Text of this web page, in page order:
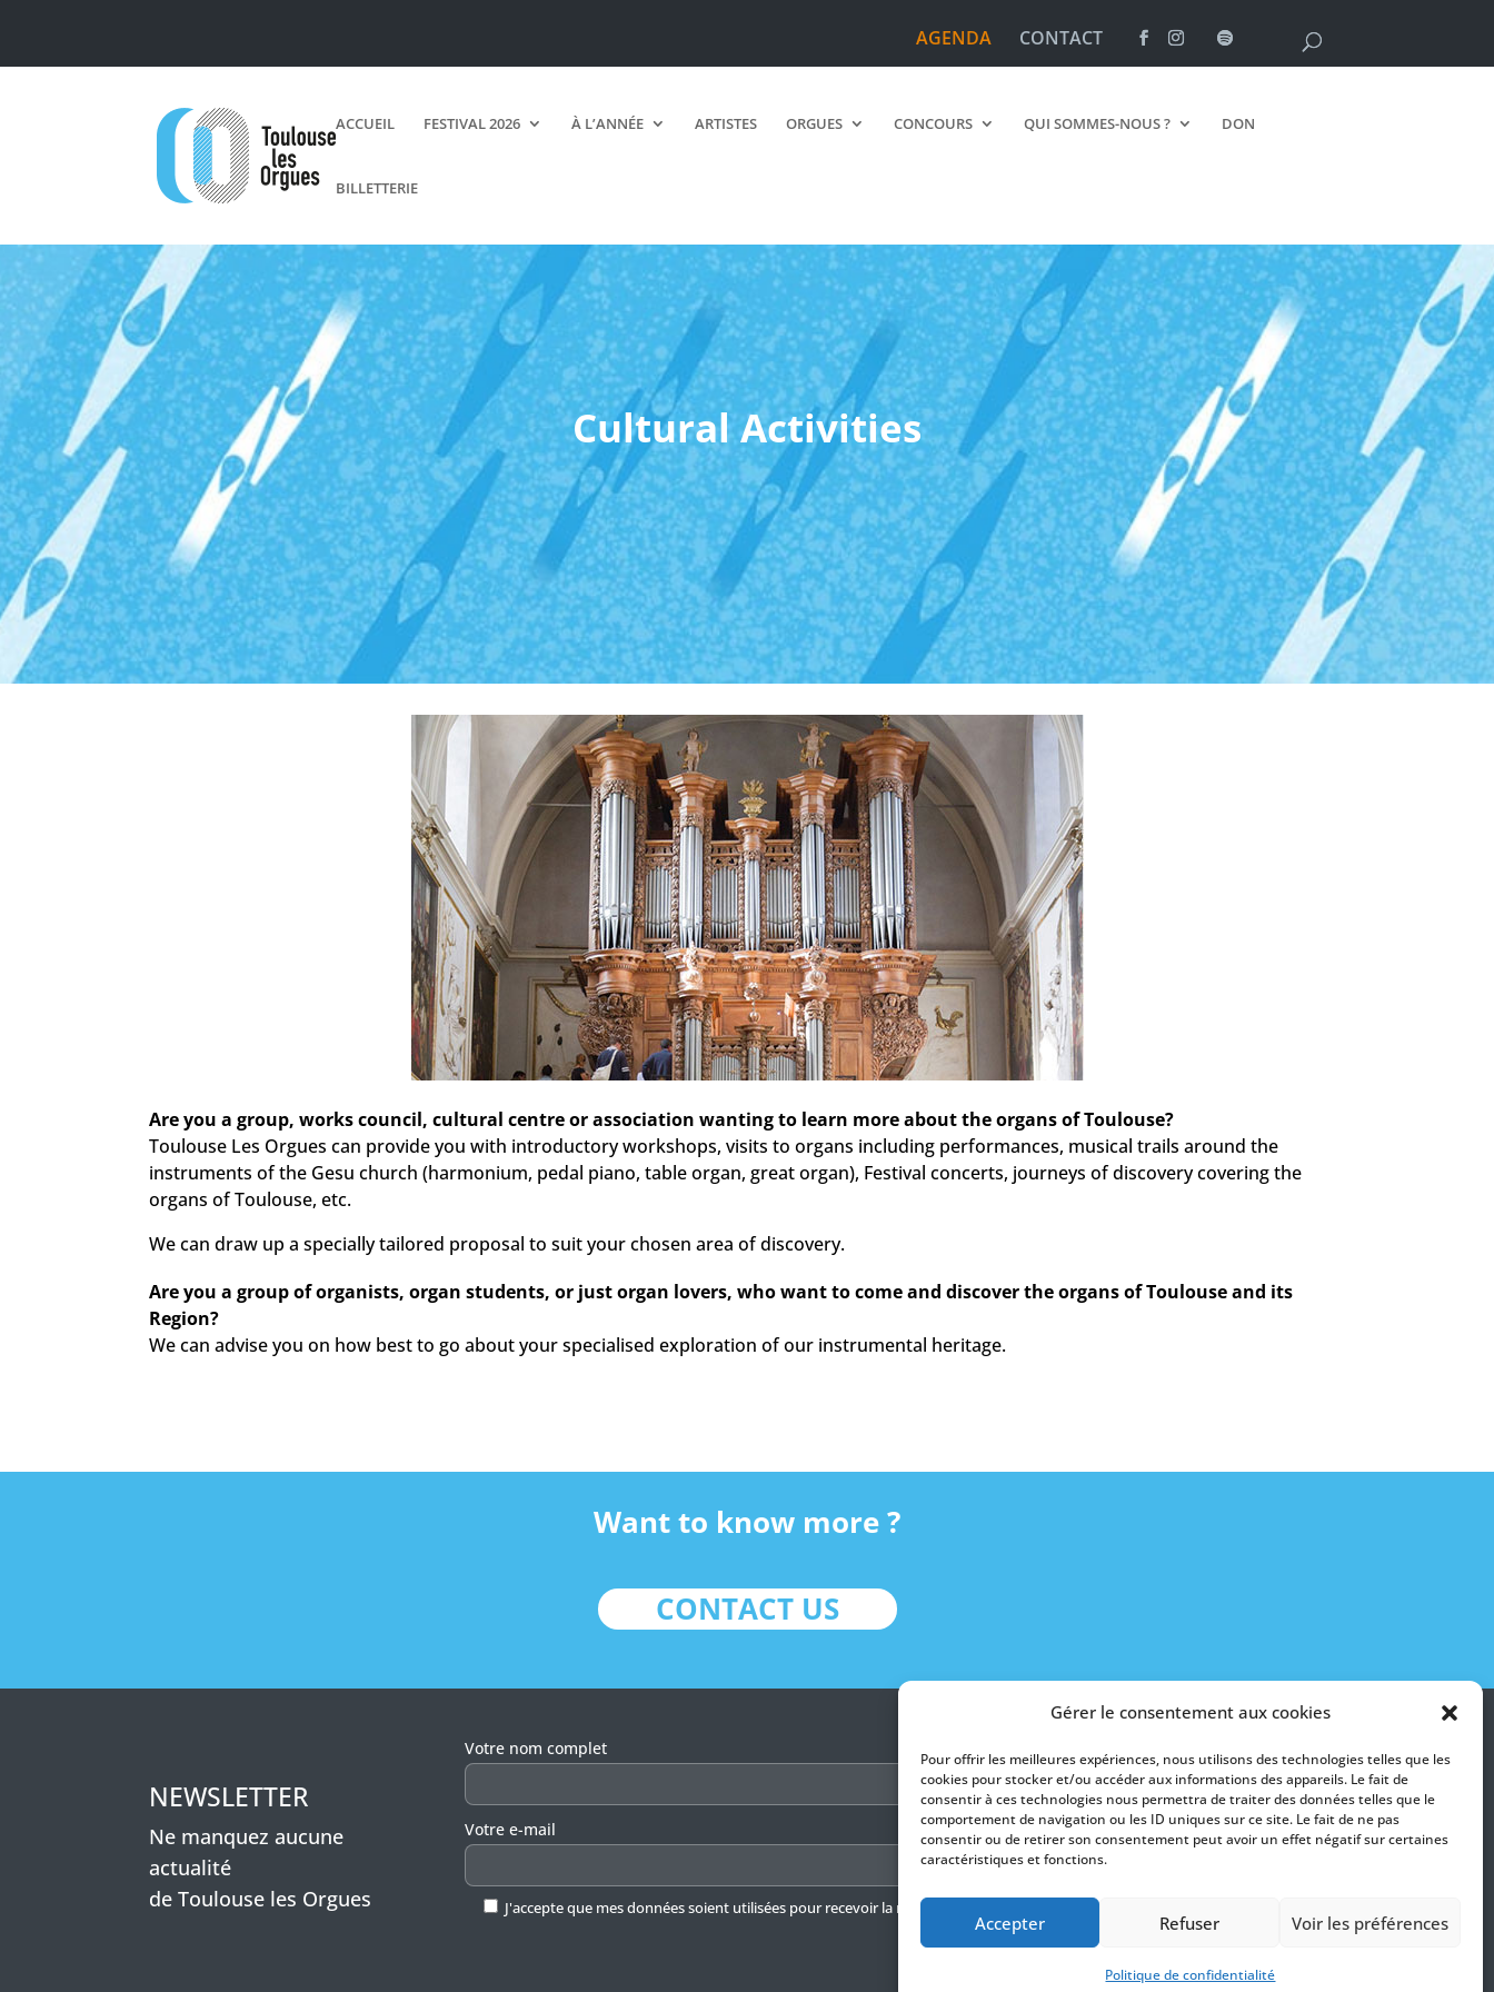
Gérer le consentement aux cookies
Pour offrir les meilleures expériences, nous utilisons des technologies telles que les
cookies pour stocker et/ou accéder aux informations des appareils. Le fait de
consentir à ces technologies nous permettra de traiter des données telles que le
comportement de navigation ou les ID uniques sur ce site. Le fait de ne pas
consentir ou de retirer son consentement peut avoir un effet négatif sur certaines
caractéristiques et fonctions.
Accepter Refuser Voir les préférences
Politique de confidentialité
AGENDA CONTACT
ACCUEIL FESTIVAL 2026 À L’ANNÉE ARTISTES ORGUES CONCOURS QUI SOMMES-NOUS ? DON
BILLETTERIE
Cultural Activities
Are you a group, works council, cultural centre or association wanting to learn more about the organs of Toulouse?
Toulouse Les Orgues can provide you with introductory workshops, visits to organs including performances, musical trails around the
instruments of the Gesu church (harmonium, pedal piano, table organ, great organ), Festival concerts, journeys of discovery covering the
organs of Toulouse, etc.
We can draw up a specially tailored proposal to suit your chosen area of discovery.
Are you a group of organists, organ students, or just organ lovers, who want to come and discover the organs of Toulouse and its
Region?
We can advise you on how best to go about your specialised exploration of our instrumental heritage.
Want to know more ?
CONTACT US
NEWSLETTER
Ne manquez aucune
actualité
de Toulouse les Orgues
Veuillez laisser ce champ vide.
Votre nom complet
Votre e-mail
J'accepte que mes données soient utilisées pour recevoir la newsletter.